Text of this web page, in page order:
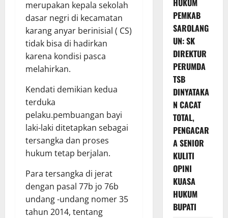
merupakan kepala sekolah
dasar negri di kecamatan
karang anyar berinisial ( CS)
tidak bisa di hadirkan
karena kondisi pasca
melahirkan.
Kendati demikian kedua
terduka
pelaku.pembuangan bayi
laki-laki ditetapkan sebagai
tersangka dan proses
hukum tetap berjalan.
Para tersangka di jerat
dengan pasal 77b jo 76b
undang -undang nomer 35
tahun 2014, tentang
HUKUM
PEMKAB
SAROLANG
UN: SK
DIREKTUR
PERUMDA
TSB
DINYATAKA
N CACAT
TOTAL,
PENGACAR
A SENIOR
KULITI
OPINI
KUASA
HUKUM
BUPATI